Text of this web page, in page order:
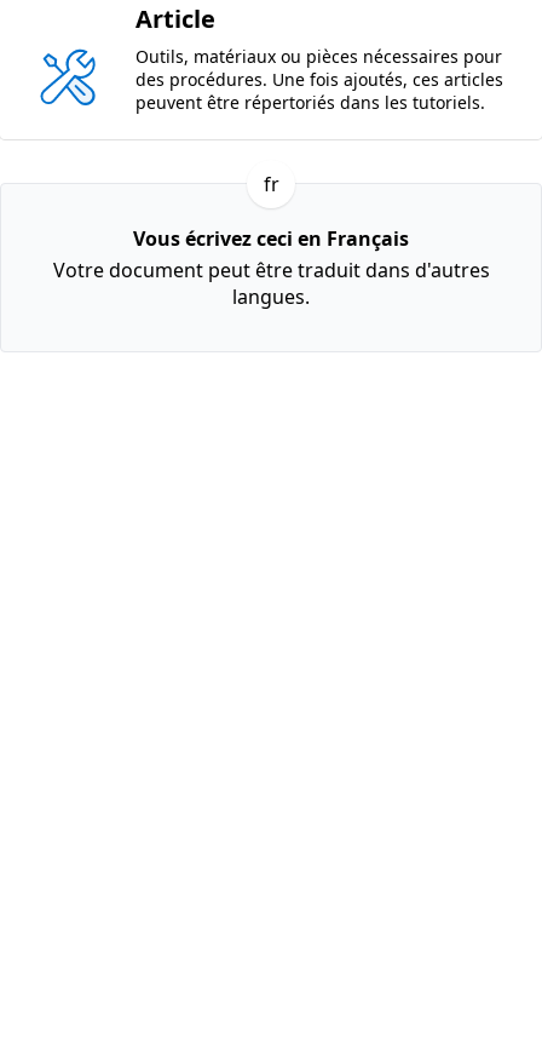
Article
Outils, matériaux ou pièces nécessaires pour
des procédures. Une fois ajoutés, ces articles
peuvent être répertoriés dans les tutoriels.
fr
Vous écrivez ceci en Français
Votre document peut être traduit dans d'autres
langues.